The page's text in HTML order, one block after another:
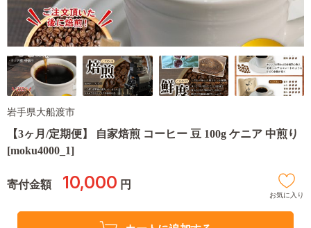
岩手県大船渡市
【3ヶ月/定期便】 自家焙煎 コーヒー 豆 100g ケニア 中煎り
[moku4000_1]
寄付金額 10,000 円
お気に入り